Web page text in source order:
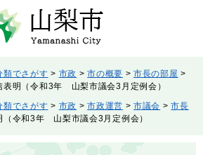
類でさがす > 市政 >市の概要 >市長の部屋 >
表明（令和3年 山梨市議会3月定例会）
類でさがす > 市政 >市政運営 >市議会 >市長
（令和3年 山梨市議会3月定例会）